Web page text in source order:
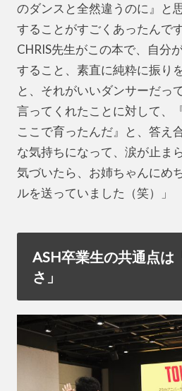
のダンスと全然違うのに』と
することがすごくあったんで
CHRIS先生がこの本で、自分
すること、素直に純粋に振り
と、それがいいダンサーだっ
言ってくれたことに対して、
ここで育ったんだ』と、答え
な気持ちになって、涙が止ま
気づいたら、お姉ちゃんにめ
ルを送っていました（笑）」
ASH卒業生の共通点は
さ」